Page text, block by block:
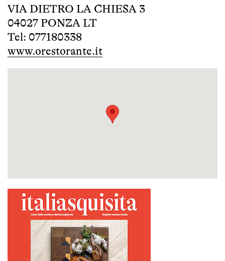
VIA DIETRO LA CHIESA 3
04027 PONZA LT
Tel: 077180338
www.orestorante.it